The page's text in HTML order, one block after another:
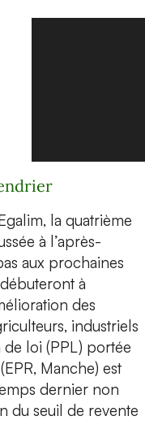
la quatrième
à l’après-
aux prochaines
à
des
industriels
loi (PPL) portée
Manche) est
dernier non
du seuil de revente